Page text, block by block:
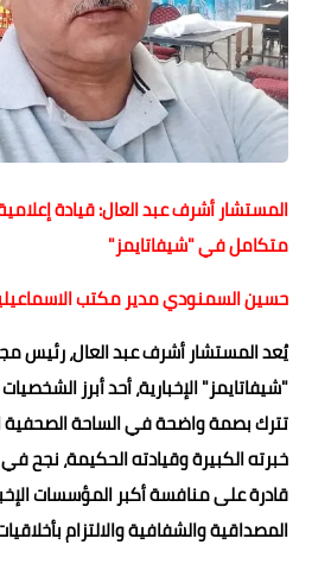
المستشار أشرف عبد العال: قيادة
متكامل في "شيفاتايمز"
حسين السمنودي مدير مكتب
يُعد المستشار أشرف عبد العال، رئيس
"شيفاتايمز" الإخبارية، أحد أبرز
تترك بصمة واضحة في الساحة الصحفية
خبرته الكبيرة وقيادته الحكيمة، نجح
قادرة على منافسة أكبر المؤسسات
المصداقية والشفافية والالتزام